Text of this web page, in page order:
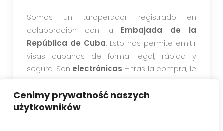
Cenimy prywatność naszych
użytkowników
Somos un turoperador registrado en
colaboración con la Embajada de la
República de Cuba. Esto nos permite emitir
visas cubanas de forma legal, rápida y
segura. Son electrónicas – tras la compra, le
formulario de d’Viajeros a la dirección de
correo electrónico que nos proporcionó.